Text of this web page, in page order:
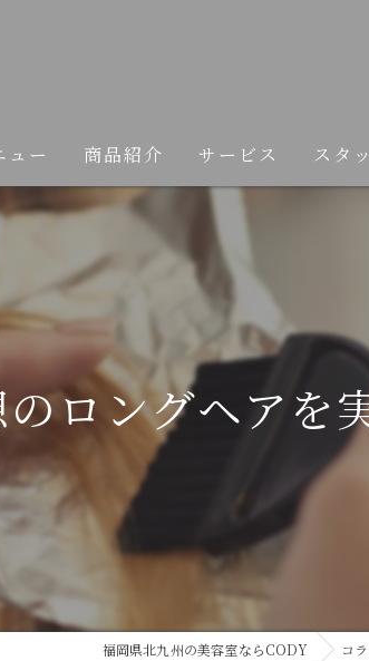
ュー 商品紹介 サービス
カット
カラー
縮毛矯正
トリートメント
スタ
ロングヘアを
福岡県北九州の美容室ならCODY コ